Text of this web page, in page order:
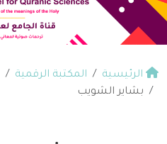
الرئيسية المكتبة الرقمية
بشاير الشويب